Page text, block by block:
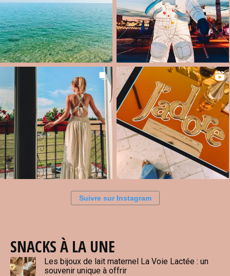
Suivre sur Instagram
SNACKS À LA UNE
Les bijoux de lait maternel La Voie Lactée : un
souvenir unique à offrir